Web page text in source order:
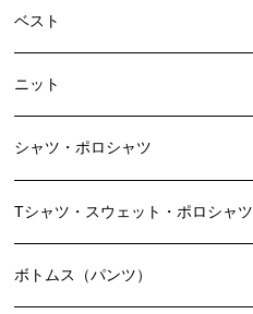
ベスト
ニット
シャツ・ポロシャツ
Tシャツ・スウェット・ポロシャツ
ボトムス（パンツ）